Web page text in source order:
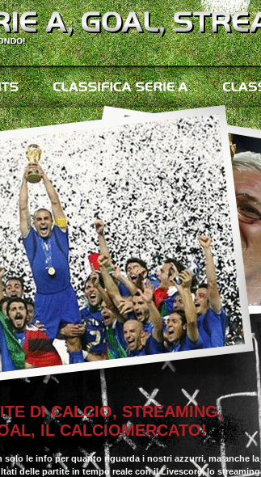
DI CALCIO, STREAMING,
IL CALCIOMERCATO!
solo le info per quanto riguarda i nostri azzurri, ma anche la
delle partite in tempo reale con il Livescore, lo streaming